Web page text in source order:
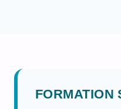
FORMATION